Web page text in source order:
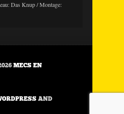
Das Knup / Montage:
MECS EN
AND